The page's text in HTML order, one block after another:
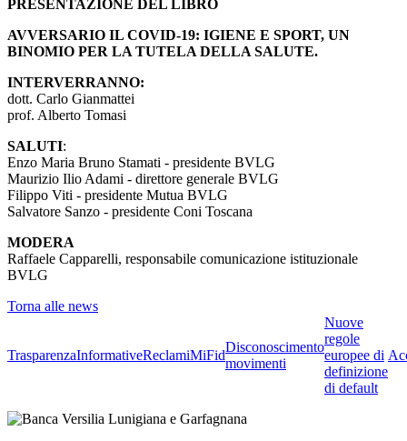
PRESENTAZIONE DEL LIBRO
AVVERSARIO IL COVID-19: IGIENE E SPORT, UN
BINOMIO PER LA TUTELA DELLA SALUTE.
INTERVERRANNO:
dott. Carlo Gianmattei
prof. Alberto Tomasi
SALUTI:
Enzo Maria Bruno Stamati - presidente BVLG
Maurizio Ilio Adami - direttore generale BVLG
Filippo Viti - presidente Mutua BVLG
Salvatore Sanzo - presidente Coni Toscana
MODERA
Raffaele Capparelli, responsabile comunicazione istituzionale
BVLG
Torna alle news
TrasparenzaInformativeReclamiMiFid
Disconoscimento
movimenti
Nuove
regole
europee di
definizione
di default